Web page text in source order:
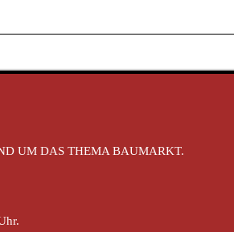
UM DAS THEMA BAUMARKT.